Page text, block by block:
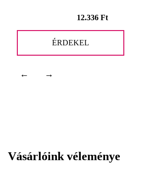
12.336 Ft
ÉRDEKEL
← →
Vásárlóink véleménye